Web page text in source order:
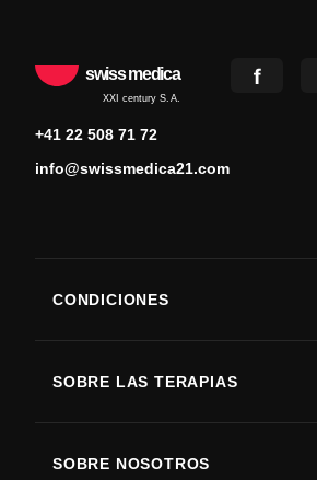
swiss medica
XXI century S.A.
+41 22 508 71 72
info@swissmedica21.com
CONDICIONES
Enfermedad de Parkinson
SOBRE LAS TERAPIAS
SOBRE NOSOTROS